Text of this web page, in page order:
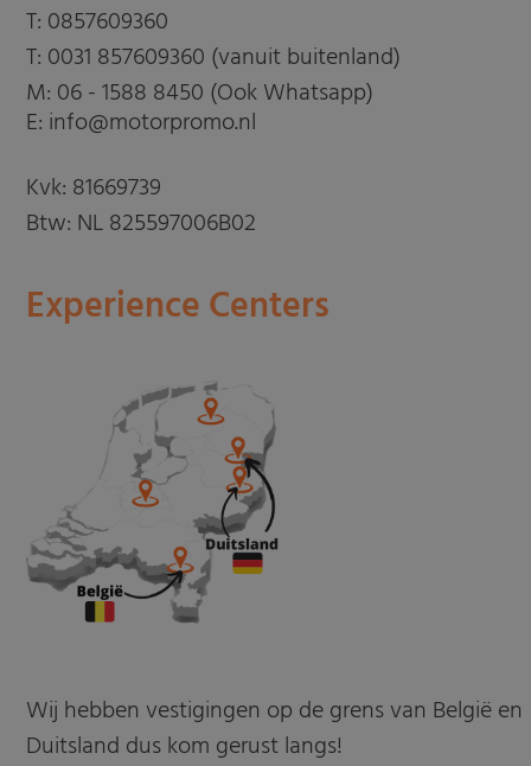
T: 0857609360
T: 0031 857609360 (vanuit buitenland)
M: 06 - 1588 8450 (Ook Whatsapp)
E: info@motorpromo.nl
Kvk: 81669739
Btw: NL 825597006B02
Experience Centers
Wij hebben vestigingen op de grens van België en
Duitsland dus kom gerust langs!